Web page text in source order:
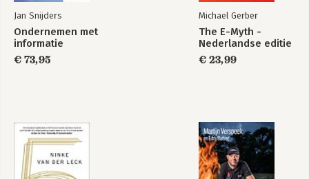
Jan Snijders
Ondernemen met
informatie
€ 73,95
Michael Gerber
The E-Myth -
Nederlandse editie
€ 23,99